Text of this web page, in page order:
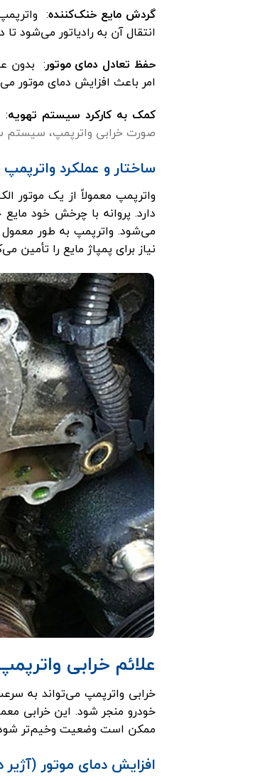
گردش مایع خنک‌کننده:
انتقال آن به رادیاتور می‌شود تا
حفظ تعادل دمای موتور: بدون
امر باعث افزایش دمای موتور
کمک به کارکرد سیستم تهویه:
صورت خرابی واترپمپ، سیستم
ساختار و عملکرد واترپمپ
واترپمپ معمولاً از یک موتور
دارد. پروانه با چرخش خود
می‌شود. واترپمپ به طور
نیاز برای پمپاژ مایع را تأمین
علائم خرابی
خرابی واترپمپ می‌تواند به
خودرو منجر شود. این خرابی
ممکن است وضعیت وخیم‌تر
افزایش دمای موتور (آژیر